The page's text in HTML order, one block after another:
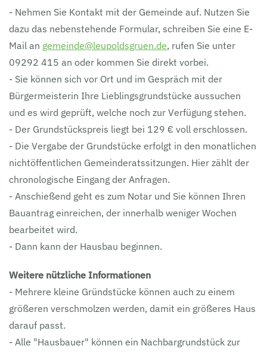
- Nehmen Sie Kontakt mit der Gemeinde auf. Nutzen Sie
dazu das nebenstehende Formular, schreiben Sie eine E-
Mail an gemeinde@leupoldsgruen.de, rufen Sie unter
09292 415 an oder kommen Sie direkt vorbei.
- Sie können sich vor Ort und im Gespräch mit der
Bürgermeisterin Ihre Lieblingsgrundstücke aussuchen
und es wird geprüft, welche noch zur Verfügung stehen.
- Der Grundstückspreis liegt bei 129 € voll erschlossen.
- Die Vergabe der Grundstücke erfolgt in den monatlichen
nichtöffentlichen Gemeinderatssitzungen. Hier zählt der
chronologische Eingang der Anfragen.
- Anschießend geht es zum Notar und Sie können Ihren
Bauantrag einreichen, der innerhalb weniger Wochen
bearbeitet wird.
- Dann kann der Hausbau beginnen.
Weitere nützliche Informationen
- Mehrere kleine Gründstücke können auch zu einem
größeren verschmolzen werden, damit ein größeres Haus
darauf passt.
- Alle "Hausbauer" können ein Nachbargrundstück zur